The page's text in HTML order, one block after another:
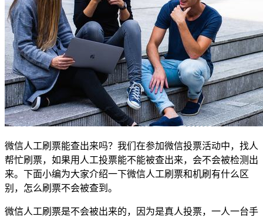
微信人工刷票能查出来吗？我们在参加微信投票活动中，找人
帮忙刷票，如果用人工投票能不能被查出来，会不会被检测出
来。下面小编为大家介绍一下微信人工刷票和机刷有什么区
别，怎么刷票不会被查到。
微信人工刷票是不会被出来的，因为是真人投票，一人一台手